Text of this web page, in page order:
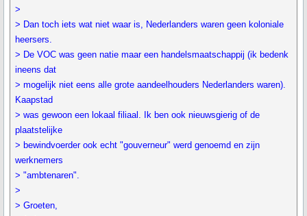
>
> Dan toch iets wat niet waar is, Nederlanders waren geen koloniale
heersers.
> De VOC was geen natie maar een handelsmaatschappij (ik bedenk
ineens dat
> mogelijk niet eens alle grote aandeelhouders Nederlanders waren).
Kaapstad
> was gewoon een lokaal filiaal. Ik ben ook nieuwsgierig of de
plaatstelijke
> bewindvoerder ook echt "gouverneur" werd genoemd en zijn
werknemers
> "ambtenaren".
>
> Groeten,